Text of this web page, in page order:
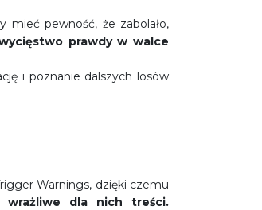
mieć pewność, że zabolało,
prawdy w walce
i poznanie dalszych losów
Warnings, dzięki czemu
dla nich treści.